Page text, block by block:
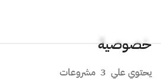
خصوصية
يحتوي علي 3 مشروعات